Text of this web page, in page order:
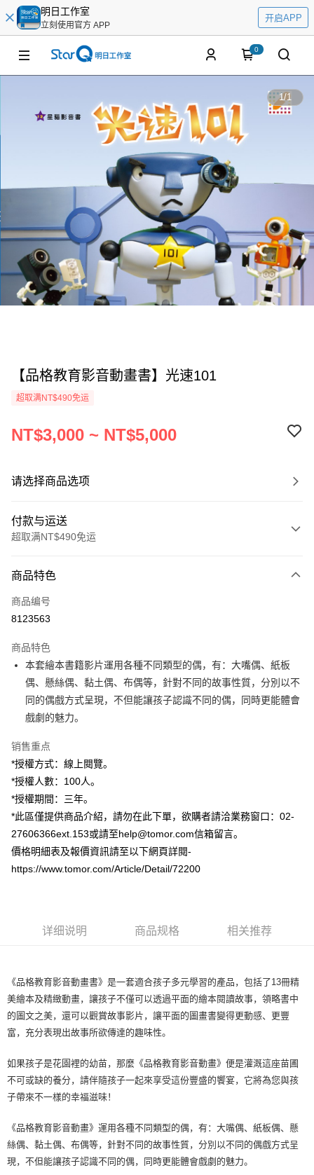
明日工作室
立刻使用官方 APP
开启APP
0
1/1
【品格教育影音動畫書】光速101
超取满NT$490免运
NT$3,000 ~ NT$5,000
请选择商品选项
付款与运送
超取满NT$490免运
信用卡一次付款
信用卡分期付款
合作金库商业银行
华南商业银行
彰化商业银行
上海商业储蓄银行
台北富邦商业银行
国泰世华商业银行
兆丰国际商业银行
台湾中小企业银行
联邦商业银行
元大商业银行
台新国际商业银行
台湾乐天信用卡公司
6期 0利率，每期
华南商业银行
彰化商业银行
上海商业储蓄银行
台北富邦商业银行
国泰世华商业银行
汇丰（台湾）商业银行
联邦商业银行
元大商业银行
玉山商业银行
台湾乐天信用卡公司
12期 0利率，每期 NT$250 21家银行
合作金库商业银行
第一商业银行
上海商业储蓄银行
国泰世华商业银行
台湾中小企业银行
汇丰（台湾）商业银行
联邦商业银行
元大商业银行
玉山商业银行
星展（台湾）商业银行
台新国际商业银行
中国信托商业银行
24期 0利率，每期 NT$125 20家银行
合作金库商业银行
上海商业储蓄银行
兆丰国际商业银行
台中商业银行
华泰商业银行
远东国际商业银行
永丰商业银行
玉山商业银行
星展（台湾）商业银行
台新国际商业银行
中国信托商业银行
台湾乐天信用卡公司
超商取货付款
LINE Pay
Apple Pay
街口支付
悠遊付
Google Pay
Plus PAY
运送方式
每笔NT$60，满NT$490(含以上)免运费
7-11取貨付款
每笔NT$60，满NT$490(含以上)免运费
每笔NT$85，满NT$490(含以上)免运费
郵局
商品特色
商品编号
8123563
商品特色
本套繪本書籍影片運用各種不同類型的偶，有：大嘴偶、紙板
偶、懸絲偶、黏土偶、布偶等，針對不同的故事性質，分別以不
同的偶戲方式呈現，不但能讓孩子認識不同的偶，同時更能體會
戲劇的魅力。
销售重点
*授權方式：線上閱覽。
*授權人數：100人。
*授權期間：三年。
*此區僅提供商品介紹，請勿在此下單，欲購者請洽業務窗口：02-
27606366ext.153或請至help@tomor.com信箱留言。
價格明細表及報價資訊請至以下網頁詳閱-
https://www.tomor.com/Article/Detail/72200
详细说明 商品规格 相关推荐
《品格教育影音動畫書》是一套適合孩子多元學習的產品，包括了13冊精
美繪本及精緻動畫，讓孩子不僅可以透過平面的繪本閱讀故事，領略書中
的圖文之美，還可以觀賞故事影片，讓平面的圖畫書變得更動感、更豐
富，充分表現出故事所欲傳達的趣味性。
如果孩子是花園裡的幼苗，那麼《品格教育影音動畫》便是灌溉這座苗圃
不可或缺的養分，請伴隨孩子一起來享受這份豐盛的饗宴，它將為您與孩
子帶來不一樣的幸福滋味！
《品格教育影音動畫》運用各種不同類型的偶，有：大嘴偶、紙板偶、懸
絲偶、黏土偶、布偶等，針對不同的故事性質，分別以不同的偶戲方式呈
現，不但能讓孩子認識不同的偶，同時更能體會戲劇的魅力。